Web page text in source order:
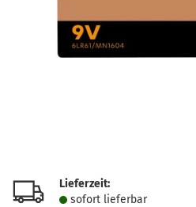
Lieferzeit:
sofort lie­fer­bar